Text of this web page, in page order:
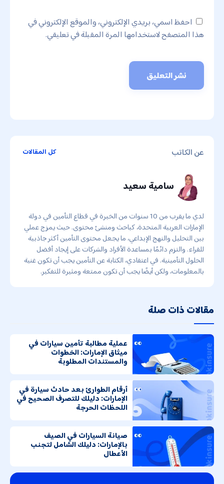
احفظ اسمي، بريدي الإلكتروني، والموقع الإلكتروني في
هذا المتصفح لاستخدامها المرة المقبلة في تعليقي.
عن الكاتب كل المقالات
سامية سعيد
لدي ما يقرب من 10 سنوات من الخبرة في قطاع التأمين في دولة
الإمارات العربية المتحدة، كباحث ومنشئ محتوى. حيث يمزج عملي
بين التحليل والنهج الإبداعي، ما يجعل محتوى التأمين أكثر جاذبية
للقراء. والتزم دائمًا بمساعدة الأفراد والشركات على إيجاد أفضل
الحلول التأمينية. في اعتقادي، الكتابة عن التأمين يجب أن تكون غنية
بالمعلومات، ولكن أيضًا يجب أن تكون ممتعة ومثيرة للتفكير.
مقالات ذات صلة
عملية مطالبة تأمين سيارات في
ميثاق الإمارات: الخطوات
والمستندات المطلوبة
أرقام الطوارئ بعد حادث سيارة في
الإمارات: دليلك للتصرف الصحيح في
اللحظات الحرجة
صيانة السيارات في الصيف
بالإمارات: دليلك الشامل لتجنب
الأعطال